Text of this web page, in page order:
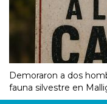
Demoraron a dos
fauna silvestre en